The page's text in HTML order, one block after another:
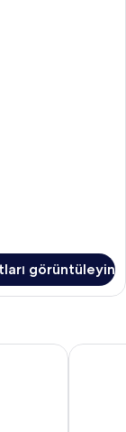
görüntüleyin
Inclusive